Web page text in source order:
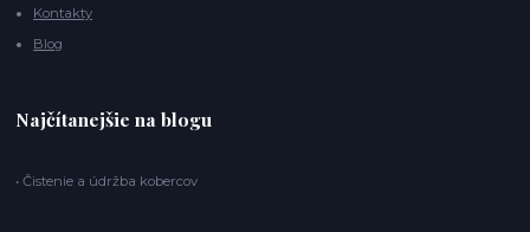
Kontakty
Blog
Najčítanejšie na blogu
• Čistenie a údržba kobercov